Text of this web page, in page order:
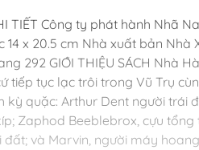
TIẾT Công ty phát hành Nhã
14 x 20.5 cm Nhà xuất bản
292 GIỚI THIỆU SÁCH Nhà
tiếp tục lạc trôi trong Vũ Trụ
kỳ quặc: Arthur Dent người trái
Zaphod Beeblebrox, cựu
đất; và Marvin, người máy